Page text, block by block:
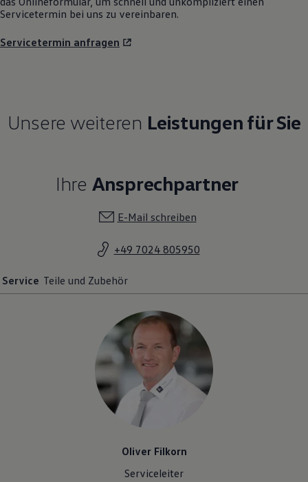
Servicetermin bei uns zu vereinbaren.
Servicetermin anfragen
Unsere weiteren Leistungen für Sie
Ihre Ansprechpartner
E-Mail schreiben
+49 7024 805950
Service Teile und Zubehör
Oliver Filkorn
Serviceleiter